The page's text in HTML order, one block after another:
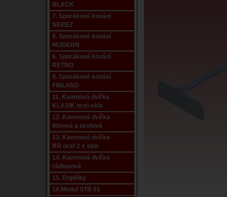
BLACK
7. Sporákové kování
NEREZ
8. Sporákové kování
MODERN
6. Sporákové kování
RETRO
9. Sporákové kování
FINLAND
11. Kamnová dvířka
KLASIK ocel-sklo
12. Kamnová dvířka
litinová a ocelová
13. Kamnová dvířka
BR ocel 2 x sklo
14. Kamnová dvířka
rádiusová
15. Doplňky
10.Modul STB 01